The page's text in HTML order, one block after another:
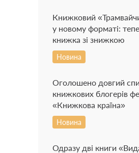
Книжковий
у новому форматі:
книжка зі знижкою
Новина
Оголошено довгий
книжкових блогерів
«Книжкова країна»
Новина
Одразу дві книги